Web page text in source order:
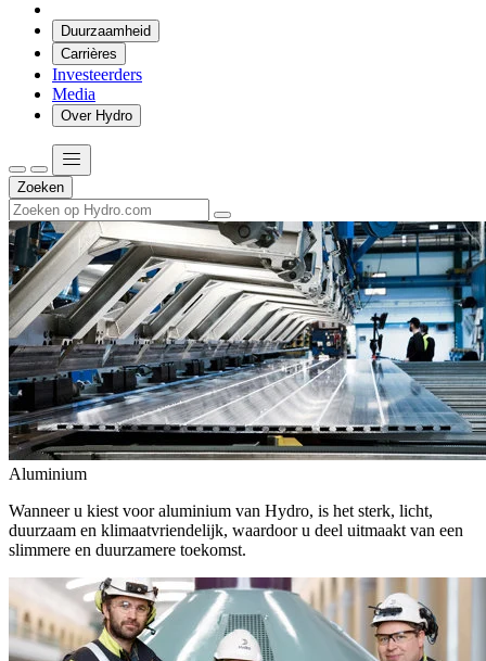
Duurzaamheid
Carrières
Investeerders
Media
Over Hydro
Zoeken
Aluminium
Wanneer u kiest voor aluminium van Hydro, is het sterk, licht,
duurzaam en klimaatvriendelijk, waardoor u deel uitmaakt van een
slimmere en duurzamere toekomst.